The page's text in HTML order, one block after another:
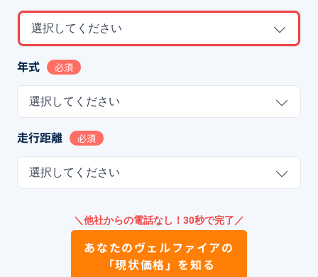
選択してください
年式 必須
選択してください
走行距離 必須
選択してください
＼他社からの電話なし！30秒で完了／
あなたのヴェルファイアの
「現状価格」を知る